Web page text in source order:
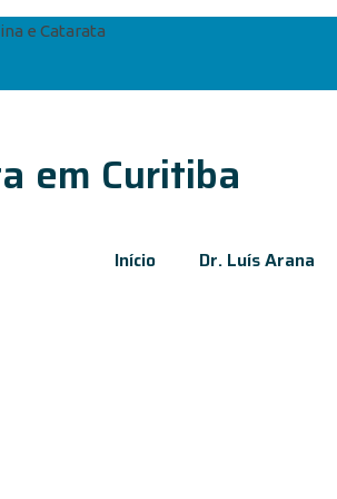
e Catarata
em Curitiba
Início Dr. Luís Arana